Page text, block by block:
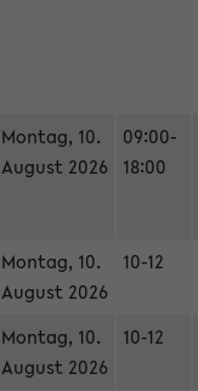
Montag, 10.
August 2026
09:00-
18:00
Montag, 10.
August 2026
10-12
Montag, 10.
August 2026
10-12